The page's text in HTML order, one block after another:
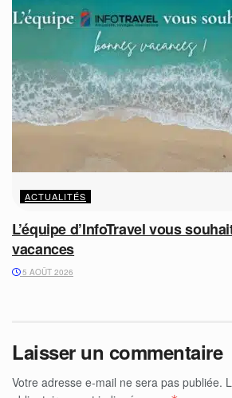
ACTUALITÉS
L’équipe d’InfoTravel vous
vacances
5 AOÛT 2026
Laisser un commentaire
Votre adresse e-mail ne sera pas publiée.